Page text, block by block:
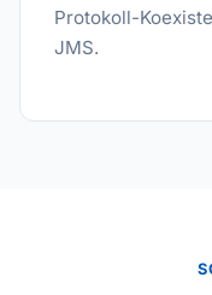
Protokoll-
JMS.